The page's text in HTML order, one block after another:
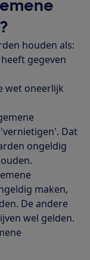
houden als:
gegeven
wet oneerlijk
Dat
ongeldig
maken,
De andere
wel gelden.